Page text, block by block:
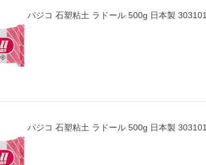
パジコ 石塑粘土 ラドール 500g 日本製 303101
パジコ 石塑粘土 ラドール 500g 日本製 303101